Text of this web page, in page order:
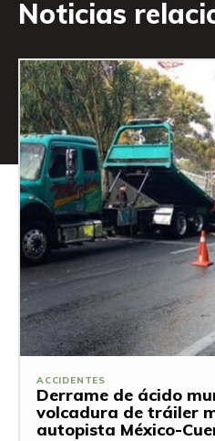
Noticias
ACCIDENTES
Derrame de ácido
volcadura de tráiler
autopista México-